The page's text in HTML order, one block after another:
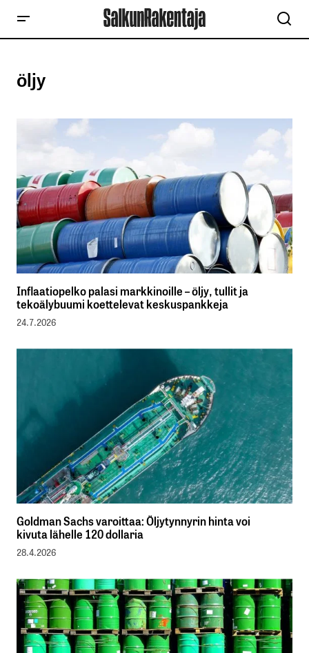
öljy
Inflaatiopelko palasi markkinoille – öljy, tullit ja
tekoälybuumi koettelevat keskuspankkeja
24.7.2026
Goldman Sachs varoittaa: Öljytynnyrin hinta voi
kivuta lähelle 120 dollaria
28.4.2026